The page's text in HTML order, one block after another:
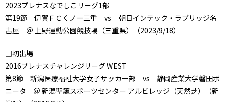
2023プレナスなでしこリーグ1部
第19節 伊賀ＦＣくノ一三重 vs 朝日インテック・ラブリッジ名
古屋 ＠ 上野運動公園競技場（三重県）（2023/9/18）
□初出場
2016プレナスチャレンジリーグ WEST
第8節 新潟医療福祉大学女子サッカー部 vs 静岡産業大学磐田ボ
ニータ ＠ 新潟聖籠スポーツセンター アルビレッジ（天然芝）（新